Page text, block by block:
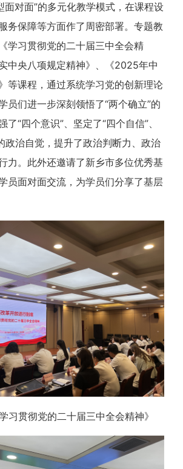
对面”的多元化教学模式，在课程设
务保障等方面作了周密部署。专题教
学习贯彻党的二十届三中全会精
中央八项规定精神》、《2025年中
等课程，通过系统学习党的创新理论
员们进一步深刻领悟了“两个确立”的
了“四个意识”、坚定了“四个自信”、
政治自觉，提升了政治判断力、政治
力。此外还邀请了新乡市多位优秀基
员面对面交流，为学员们分享了基层
习贯彻党的二十届三中全会精神》